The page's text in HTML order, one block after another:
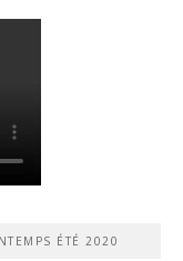
ÉTÉ 2020